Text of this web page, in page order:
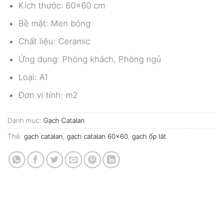
Kích thước: 60×60 cm
Bề mặt: Men bóng
Chất liệu: Ceramic
Ứng dụng: Phòng khách, Phòng ngủ
Loại: A1
Đơn vị tính: m2
Danh mục: Gạch Catalan
Thẻ: gạch catalan, gạch catalan 60x60, gạch ốp lát